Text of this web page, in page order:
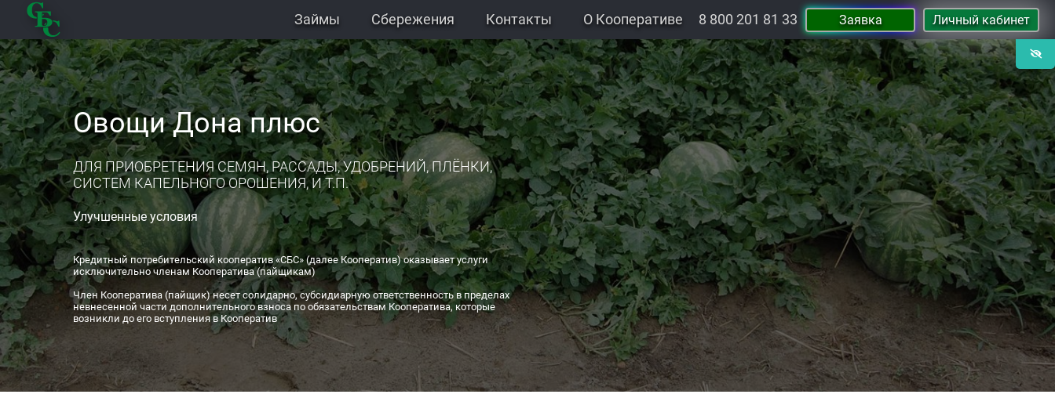
8 800 201 81 33 Заявка Личный кабинет
Займы Сбережения Контакты О Кооперативе
Овощи Дона плюс
ДЛЯ ПРИОБРЕТЕНИЯ СЕМЯН, РАССАДЫ, УДОБРЕНИЙ, ПЛЁНКИ,
СИСТЕМ КАПЕЛЬНОГО ОРОШЕНИЯ, И Т.П.
Улучшенные условия
Кредитный потребительский кооператив «СБС» (далее Кооператив) оказывает услуги
исключительно членам Кооператива (пайщикам)
Член Кооператива (пайщик) несет солидарно, субсидиарную ответственность в пределах
невнесенной части дополнительного взноса по обязательствам Кооператива, которые
возникли до его вступления в Кооператив